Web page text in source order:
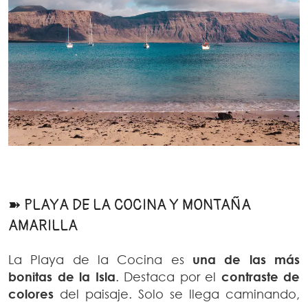
➽ PLAYA DE LA COCINA Y MONTAÑA
AMARILLA
La Playa de la Cocina es una de las más
bonitas de la Isla. Destaca por el contraste de
colores del paisaje. Solo se llega caminando,